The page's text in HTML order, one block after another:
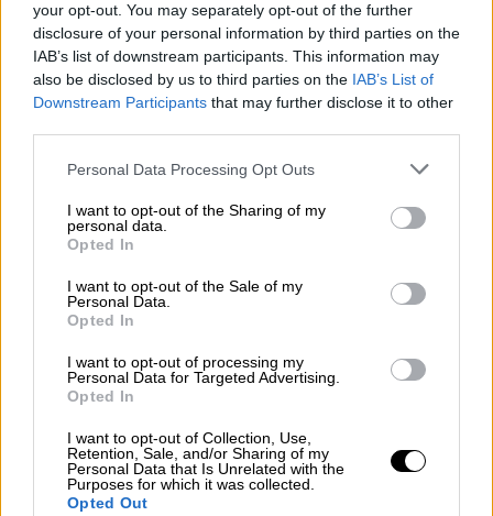
your opt-out. You may separately opt-out of the further
disclosure of your personal information by third parties on the
IAB’s list of downstream participants. This information may
also be disclosed by us to third parties on the IAB’s List of
Downstream Participants that may further disclose it to other
Please note that this website/app uses one or more Google
not limited to your visit or usage behaviour. You may click to
grant or deny consent to Google and its third-party tags to
use your data for below specified purposes in below Google
consent section.
Personal Data Processing Opt Outs
I want to opt-out of the Sharing of my
personal data.
Opted In
I want to opt-out of the Sale of my
Personal Data.
Opted In
I want to opt-out of processing my
Personal Data for Targeted Advertising.
Opted In
I want to opt-out of Collection, Use,
Retention, Sale, and/or Sharing of my
Personal Data that Is Unrelated with the
Purposes for which it was collected.
Opted Out
ΠΑΣΟΚ, ΣΥΡΙΖΑ, ΚΚΕ, Πλεύση Ελευθερίας
ζήτησαν την κλήση Ντίλιαν μετά τις
αποκαλύψεις που έκανε ο ίδιος ο Ισραηλινός
επιχειρηματίας ότι η εταιρεία του
προμηθεύει τοκακόβουλο λογισμικό
Predator μόνο σε κυβερνησεις και υπηρεσίες
ασφαλείας, «δείχνοντας» την κυβέρνηση. Ο
καταδικασμένος Ντίλιαν ισχυρίζεται πως
μπορεί να αποδείξει τη σχέση της Intellexa
με την ΕΥΠ, μέσω συμβάσεων και μηνυμάτων
ηλεκτρονικού ταχυδρομείου που έχει στα
του να καταθέσει στη Θεσμών και
Διαφάνειας.
Όσον αφορά τονΓιάννη Σμυρλή,
ο οποίος δεν
έχει κληθεί να καταθέσει σε καμία από τις
διαδικασίες σχετικά με το σκάνδαλο,